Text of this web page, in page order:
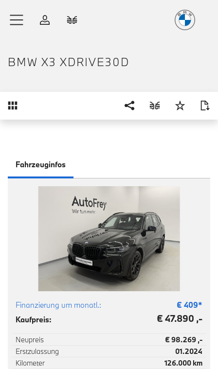
Anmelden
BMW X3 XDRIVE30D
Fahrzeuginfos
Finanzierung um monatl.: € 409*
Kaufpreis:
€ 47.890 ,-
Neupreis
€ 98.269 ,-
Erstzulassung
01.2024
Kilometer
126.000 km